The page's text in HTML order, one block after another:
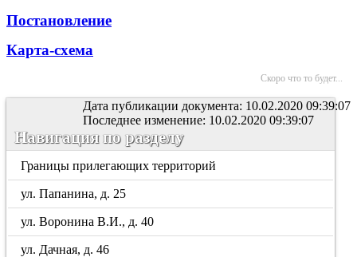
Постановление
Карта-схема
Скоро что то будет...
Дата публикации документа: 10.02.2020 09:39:07
Последнее изменение: 10.02.2020 09:39:07
Навигация по разделу
Границы прилегающих территорий
ул. Папанина, д. 25
ул. Воронина В.И., д. 40
ул. Дачная, д. 46